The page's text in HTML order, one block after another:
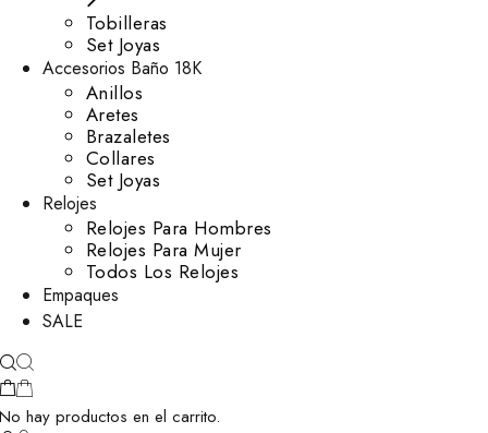
Tobilleras
Set Joyas
Accesorios Baño 18K
Anillos
Aretes
Brazaletes
Collares
Set Joyas
Relojes
Relojes Para Hombres
Relojes Para Mujer
Todos Los Relojes
Empaques
SALE
hay productos en el carrito.